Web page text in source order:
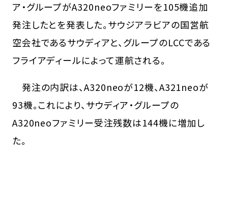
ア・グループがA320neoファミリーを105機追加
発注したとを発表した。サウジアラビアの国営航
空会社であるサウディアと、グループのLCCである
フライアディールによって運航される。
発注の内訳は、A320neoが12機、A321neoが
93機。これにより、サウディア・グループの
A320neoファミリー受注残数は144機に増加し
た。